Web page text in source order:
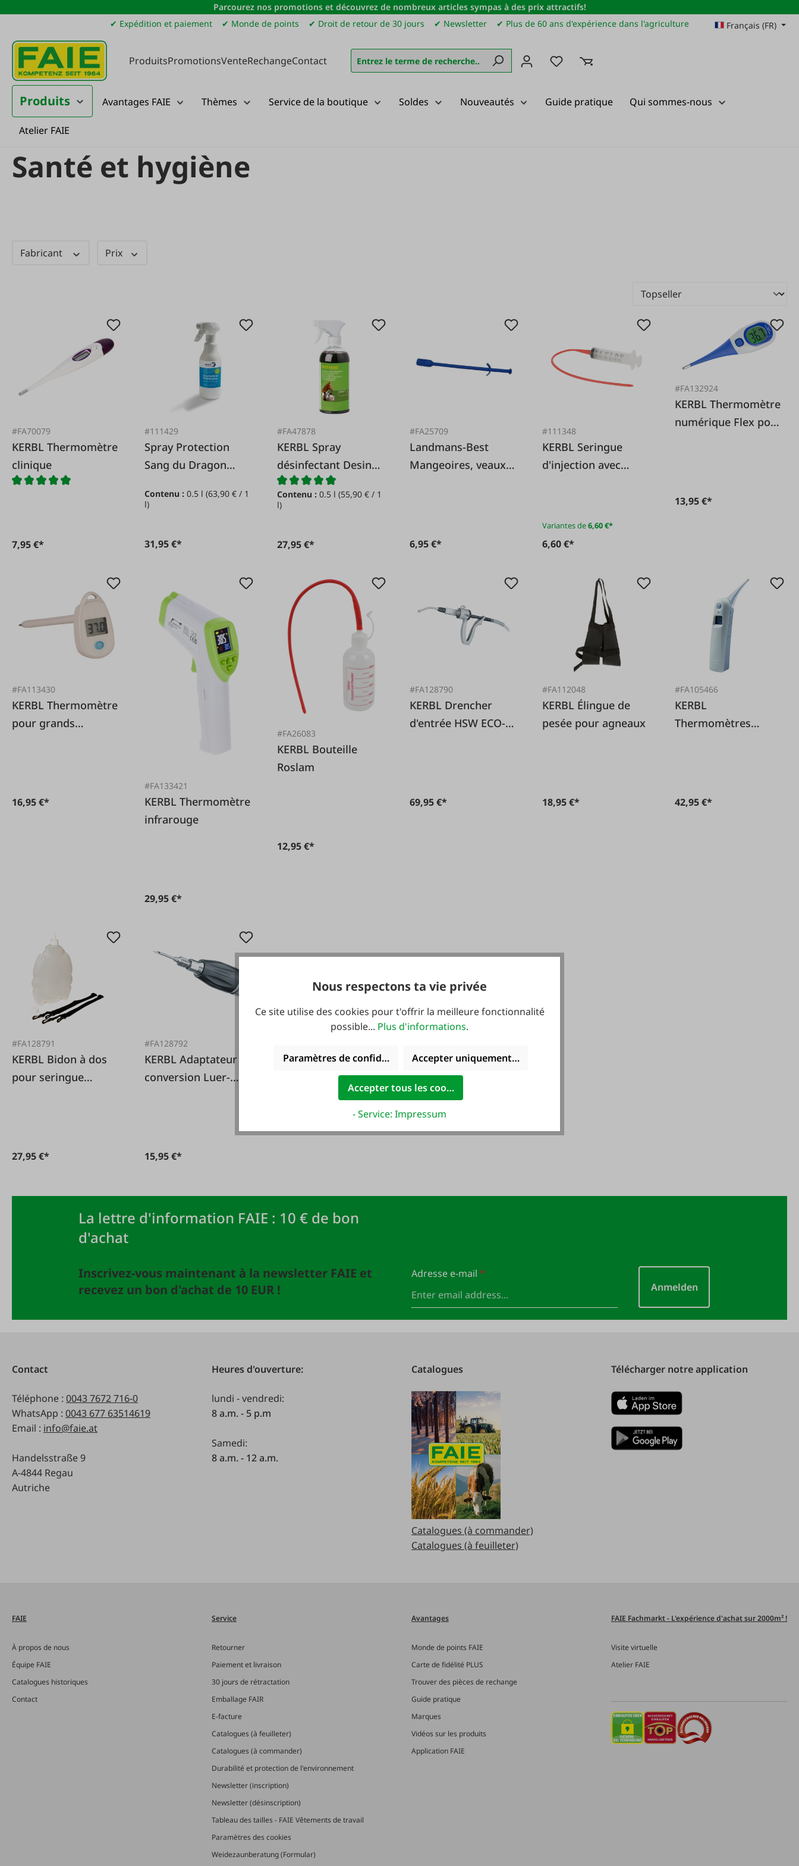
au contenu principal
Passer à la recherche
Passer à la navigation principale
Parcourez nos promotions et découvrez de nombreux articles sympas à des prix attractifs!
✔ Expédition et paiement
✔ Monde de points ✔ Droit de retour de 30 jours ✔ Newsletter ✔ Plus de 60 ans d'expérience dans l'agriculture Français (FR)
ProduitsPromotionsVenteRechangeContact Vous avez 0 articles dans votre liste de souhaits
Produits Avantages FAIE Thèmes Service de la boutique Soldes Nouveautés Guide pratique Qui sommes-nous
Atelier FAIE
Produits Élevage
Santé et hygiène
Fabricant Prix
#FA70079
KERBL Thermomètre
clinique
7,95 €*
#111429
Spray Protection
Sang du Dragon
500 ml
Contenu :0.5 l(63,90 € / 1
l)
31,95 €*
#FA47878
KERBL Spray
désinfectant Desino
Iode*
Contenu :0.5 l(55,90 € / 1
l)
27,95 €*
#FA25709
Landmans-Best
Mangeoires, veaux
6,95 €*
#111348
KERBL Seringue
d'injection avec
Variantes de6,60 €*
6,60 €*
#FA132924
KERBL Thermomètre
numérique Flex pour
13,95 €*
#FA113430
KERBL Thermomètre
pour grands
16,95 €*
#FA133421
KERBL Thermomètre
infrarouge
29,95 €*
#FA26083
KERBL Bouteille
Roslam
12,95 €*
#FA128790
KERBL Drencher
d'entrée HSW ECO-
69,95 €*
#FA112048
KERBL Élingue de
pesée pour agneaux
18,95 €*
#FA105466
KERBL
Thermomètres
42,95 €*
#FA128791
KERBL Bidon à dos
pour seringue
27,95 €*
#FA128792
KERBL Adaptateur de
conversion Luer-
15,95 €*
La lettre d'information FAIE : 10 € de bon
d'achat
Inscrivez-vous maintenant à la newsletter FAIE et
recevez un bon d'achat de 10 EUR !
Adresse e-mail *
Anmelden
Contact
Téléphone : 0043 7672 716-0
WhatsApp : 0043 677 63514619
Email : info@faie.at
Handelsstraße 9
A-4844 Regau
Autriche
Heures d'ouverture:
lundi - vendredi:
8 a.m. - 5 p.m
Samedi:
8 a.m. - 12 a.m.
Catalogues
Catalogues (à commander)
Catalogues (à feuilleter)
Télécharger notre application
FAIE
À propos de nous
Équipe FAIE
Catalogues historiques
Contact
Service
Retourner
Paiement et livraison
30 jours de rétractation
Emballage FAIR
E-facture
Catalogues (à feuilleter)
Catalogues (à commander)
Durabilité et protection de l'environnement
Newsletter (inscription)
Newsletter (désinscription)
Tableau des tailles - FAIE Vêtements de travail
Paramètres des cookies
Weidezaunberatung (Formular)
Avantages
Monde de points FAIE
Carte de fidélité PLUS
Trouver des pièces de rechange
Guide pratique
Marques
Vidéos sur les produits
Application FAIE
FAIE Fachmarkt - L'expérience d'achat sur 2000m² !
Visite virtuelle
Atelier FAIE
Nous respectons ta vie privée
Ce site utilise des cookies pour t'offrir la meilleure fonctionnalité
possible... Plus d'informations.
Paramètres de confidentialitéAccepter uniquement les cookies fonctionnels
Accepter tous les cookies
- Service: Impressum